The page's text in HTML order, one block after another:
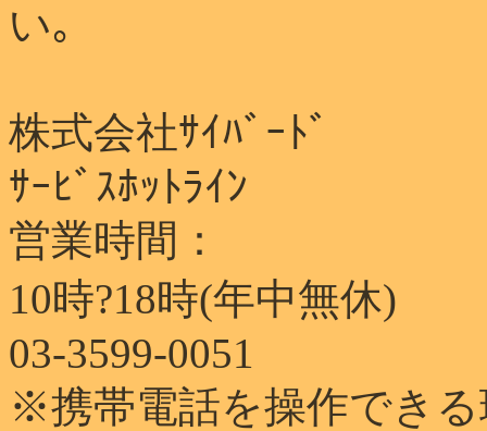
い｡
株式会社ｻｲﾊﾞｰﾄﾞ
ｻｰﾋﾞｽﾎｯﾄﾗｲﾝ
営業時間：
10時?18時(年中無休)
03-3599-0051
※携帯電話を操作でき